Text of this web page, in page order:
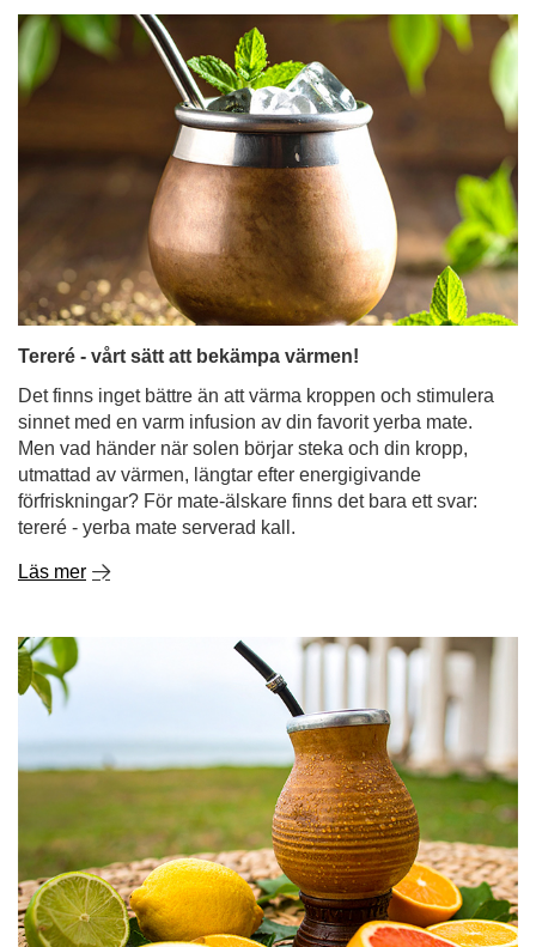
Tereré - vårt sätt att bekämpa värmen!
Det finns inget bättre än att värma kroppen och stimulera
sinnet med en varm infusion av din favorit yerba mate.
Men vad händer när solen börjar steka och din kropp,
utmattad av värmen, längtar efter energigivande
förfriskningar? För mate-älskare finns det bara ett svar:
tereré - yerba mate serverad kall.
Läs mer